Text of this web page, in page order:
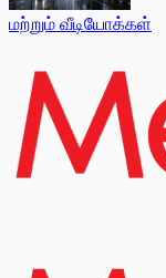
மற்றும் வீடியோக்கள்